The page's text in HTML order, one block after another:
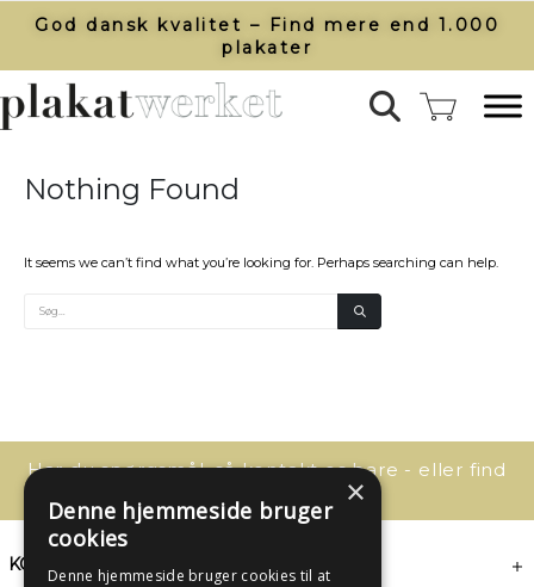
God dansk kvalitet – Find mere end 1.000
plakater​
Nothing Found
It seems we can’t find what you’re looking for. Perhaps searching can help.
Har du spørgsmål, så kontakt os bare - eller find
KONTAKT
×
Denne hjemmeside bruger
cookies
Denne hjemmeside bruger cookies til at